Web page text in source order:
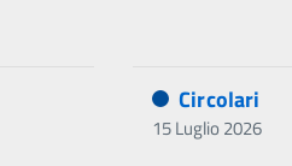
Circolari
15 Luglio 2026